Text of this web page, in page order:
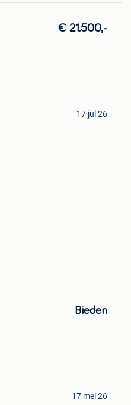
€ 21.500,-
17 jul 26
Bieden
17 mei 26